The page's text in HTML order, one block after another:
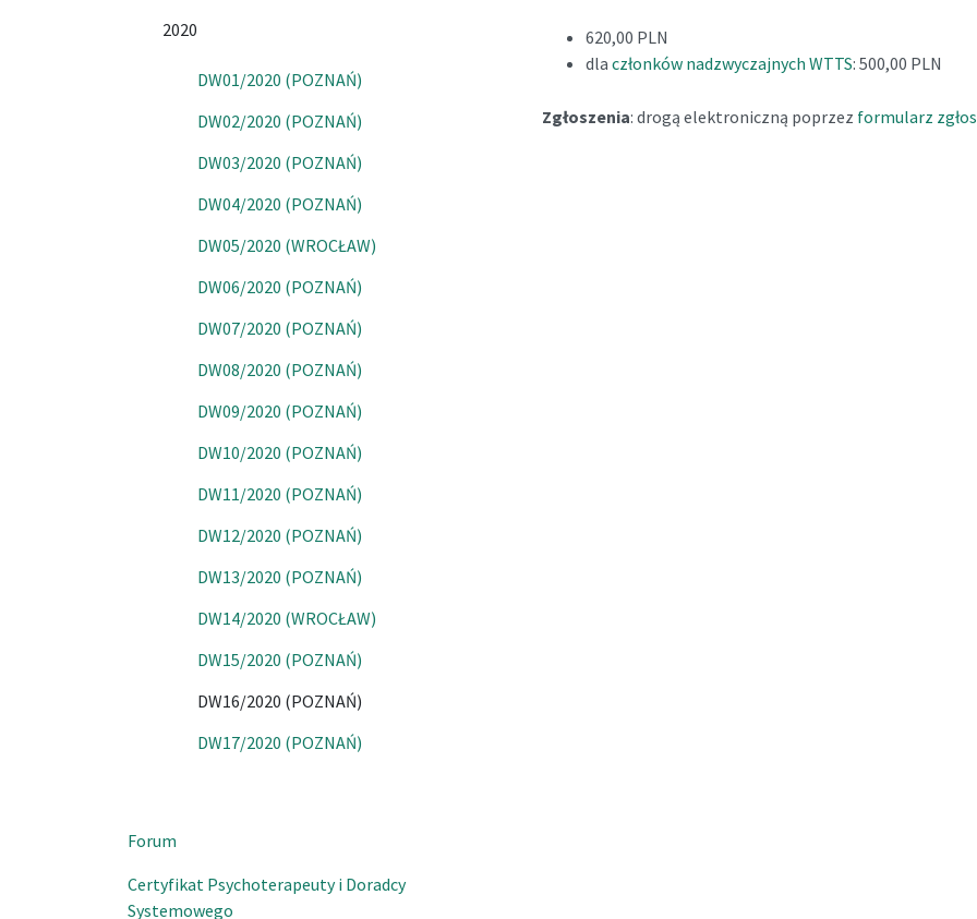
2020
DW01/2020 (POZNAŃ)
DW02/2020 (POZNAŃ)
DW03/2020 (POZNAŃ)
DW04/2020 (POZNAŃ)
DW05/2020 (WROCŁAW)
DW06/2020 (POZNAŃ)
DW07/2020 (POZNAŃ)
DW08/2020 (POZNAŃ)
DW09/2020 (POZNAŃ)
DW10/2020 (POZNAŃ)
DW11/2020 (POZNAŃ)
DW12/2020 (POZNAŃ)
DW13/2020 (POZNAŃ)
DW14/2020 (WROCŁAW)
DW15/2020 (POZNAŃ)
DW16/2020 (POZNAŃ)
DW17/2020 (POZNAŃ)
Forum
Certyfikat Psychoterapeuty i Doradcy
Systemowego
620,00 PLN
dla członków nadzwyczajnych WTTS: 500,00 PLN
Zgłoszenia: drogą elektroniczną poprzez formularz